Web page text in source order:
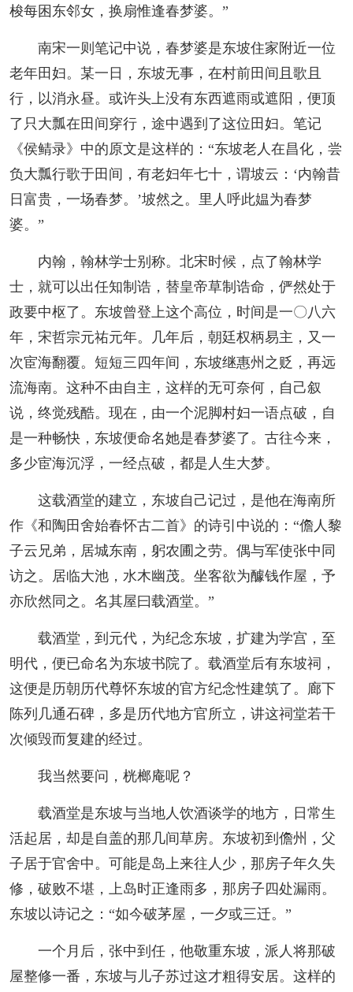
梭每困东邻女，换扇惟逢春梦婆。”
南宋一则笔记中说，春梦婆是东坡住家附近一位
老年田妇。某一日，东坡无事，在村前田间且歌且
行，以消永昼。或许头上没有东西遮雨或遮阳，便顶
了只大瓢在田间穿行，途中遇到了这位田妇。笔记
《侯鲭录》中的原文是这样的：“东坡老人在昌化，尝
负大瓢行歌于田间，有老妇年七十，谓坡云：‘内翰昔
日富贵，一场春梦。’坡然之。里人呼此媪为春梦
婆。”
内翰，翰林学士别称。北宋时候，点了翰林学
士，就可以出任知制诰，替皇帝草制诰命，俨然处于
政要中枢了。东坡曾登上这个高位，时间是一〇八六
年，宋哲宗元祐元年。几年后，朝廷权柄易主，又一
次宦海翻覆。短短三四年间，东坡继惠州之贬，再远
流海南。这种不由自主，这样的无可奈何，自己叙
说，终觉残酷。现在，由一个泥脚村妇一语点破，自
是一种畅快，东坡便命名她是春梦婆了。古往今来，
多少宦海沉浮，一经点破，都是人生大梦。
这载酒堂的建立，东坡自己记过，是他在海南所
作《和陶田舍始春怀古二首》的诗引中说的：“儋人黎
子云兄弟，居城东南，躬农圃之劳。偶与军使张中同
访之。居临大池，水木幽茂。坐客欲为醵钱作屋，予
亦欣然同之。名其屋曰载酒堂。”
载酒堂，到元代，为纪念东坡，扩建为学宫，至
明代，便已命名为东坡书院了。载酒堂后有东坡祠，
这便是历朝历代尊怀东坡的官方纪念性建筑了。廊下
陈列几通石碑，多是历代地方官所立，讲这祠堂若干
次倾毁而复建的经过。
我当然要问，桄榔庵呢？
载酒堂是东坡与当地人饮酒谈学的地方，日常生
活起居，却是自盖的那几间草房。东坡初到儋州，父
子居于官舍中。可能是岛上来往人少，那房子年久失
修，破败不堪，上岛时正逢雨多，那房子四处漏雨。
东坡以诗记之：“如今破茅屋，一夕或三迁。”
一个月后，张中到任，他敬重东坡，派人将那破
屋整修一番，东坡与儿子苏过这才粗得安居。这样的